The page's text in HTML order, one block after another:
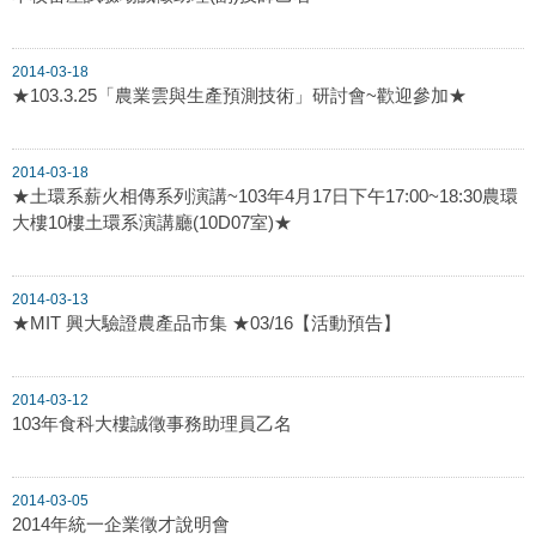
2014-03-18
★103.3.25「農業雲與生產預測技術」研討會~歡迎參加★
2014-03-18
★土環系薪火相傳系列演講~103年4月17日下午17:00~18:30農環
大樓10樓土環系演講廳(10D07室)★
2014-03-13
★MIT 興大驗證農產品市集 ★03/16【活動預告】
2014-03-12
103年食科大樓誠徵事務助理員乙名
2014-03-05
2014年統一企業徵才說明會